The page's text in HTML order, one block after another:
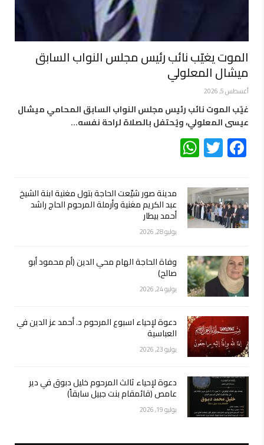
الموت يغيّب نائب رئيس مجلس النواب السابق
ميشال المعلولي
أغسطس 5, 2026
غيّب الموت نائب رئيس مجلس النواب السابق المحامي ميشال
عيسى المعلولي، ويُحتفل بالصلاة لراحة نفسه…
Facebook
Twitter
مدينة صور شيّعت الحاجة بتول مغنية ابنة الشيخ
عبد الكريم مغنية وأرملة المرحوم الحاج راشد
أحمد بيطار
يوليو 28, 2026
وفاة الحاجة الهام محي الدين (أم محمود أبو
صالح)
يوليو 24, 2026
دعوة لإحياء اسبوع المرحوم د. أحمد عز الدين في
العباسية
يوليو 23, 2026
دعوة لإحياء ثالث المرحوم خليل دبوق في دير
عامص (قائمقام بنت جبيل سابقاً)
يوليو 19, 2026